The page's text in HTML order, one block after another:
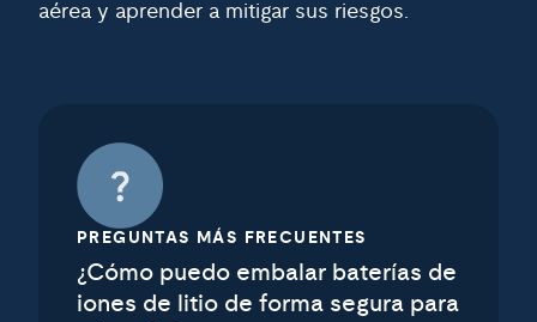
aérea y aprender a mitigar sus riesgos.
PREGUNTAS MÁS FRECUENTES
¿Cómo puedo embalar baterías de
iones de litio de forma segura para